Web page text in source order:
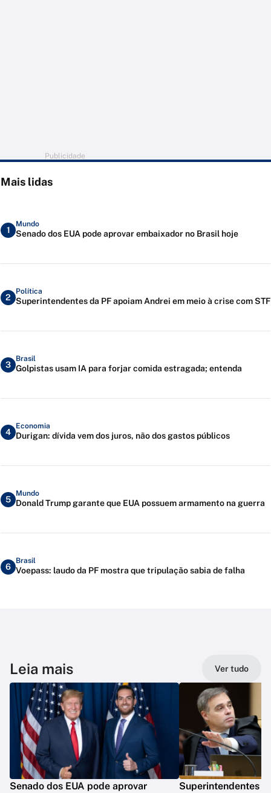
Publicidade
Mais lidas
1
Mundo
Senado dos EUA pode aprovar embaixador no Brasil hoje
2
Política
Superintendentes da PF apoiam Andrei em meio à crise com STF
3
Brasil
Golpistas usam IA para forjar comida estragada; entenda
4
Economia
Durigan: dívida vem dos juros, não dos gastos públicos
5
Mundo
Donald Trump garante que EUA possuem armamento na guerra
6
Brasil
Voepass: laudo da PF mostra que tripulação sabia de falha
Leia mais Ver tudo
Senado dos EUA pode aprovar
Superintendentes